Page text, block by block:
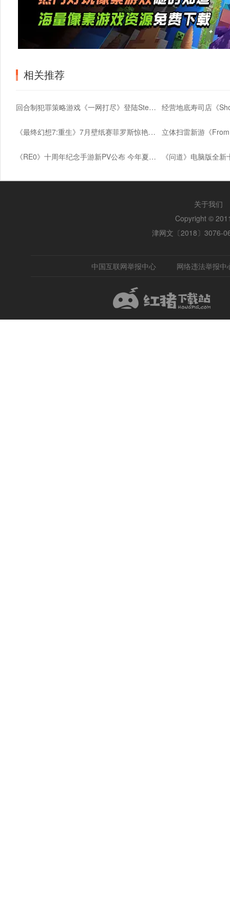
相关推荐
回合制犯罪策略游戏《一网打尽》登陆Steam平台
《最终幻想7:重生》7月壁纸赛菲罗斯惊艳亮相
《RE0》十周年纪念手游新PV公布 今年夏季上线
关于我们
Copyright ©
津网文〔2018〕3076-
中国互联网举报中心 网络违法举报中